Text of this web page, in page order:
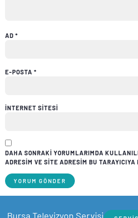
AD *
E-POSTA *
İNTERNET SITESI
DAHA SONRAKI YORUMLARIMDA
ADRESIM VE SITE ADRESIM BU
Bursa Televizyon Servisi